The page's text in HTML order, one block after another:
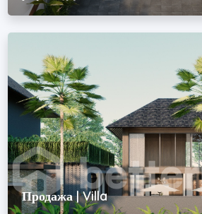
Продажа | Villa